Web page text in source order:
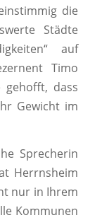
die
Städte
auf
Timo
gehofft, dass
Gewicht im
Sprecherin
Herrnsheim
nur in Ihrem
Kommunen